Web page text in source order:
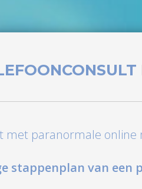
met paranormale online
stappenplan van